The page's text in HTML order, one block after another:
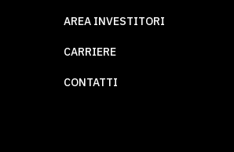
AREA INVESTITORI
CARRIERE
CONTATTI